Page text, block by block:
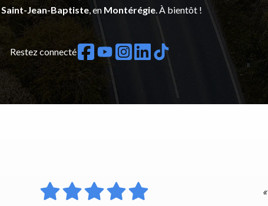
Saint-Jean-Baptiste, en Montérégie. À bientôt !
Restez connecté
«